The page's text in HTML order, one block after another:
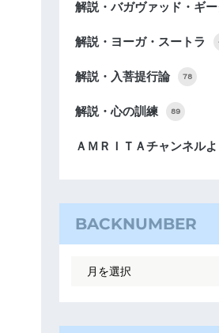
解説・バガヴァッド・ギ
解説・ヨーガ・スートラ
解説・入菩提行論 78
解説・心の訓練 89
ＡＭＲＩＴＡチャンネルよ
BACKNUMBER